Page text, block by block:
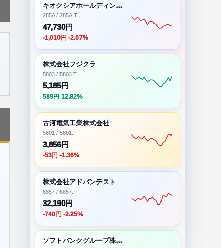
キオクシアホールディングス株式会社
285A / 285A.T
47,730円
-1,010円 -2.07%
株式会社フジクラ
5803 / 5803.T
5,185円
589円 12.82%
古河電気工業株式会社
5801 / 5801.T
3,856円
-53円 -1.36%
株式会社アドバンテスト
6857 / 6857.T
32,190円
-740円 -2.25%
ソフトバンクグループ株式会社